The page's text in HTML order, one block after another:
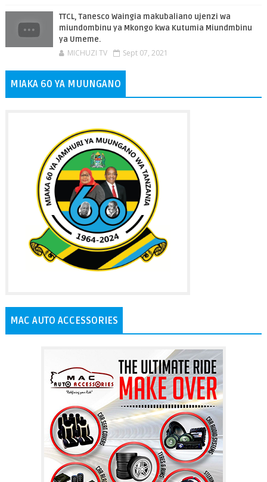
TTCL, Tanesco Waingia makubaliano ujenzi wa
miundombinu ya Mkongo kwa Kutumia Miundmbinu
ya Umeme.
MICHUZI TV Sept 07, 2021
MIAKA 60 YA MUUNGANO
MAC AUTO ACCESSORIES